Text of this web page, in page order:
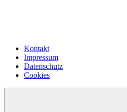
Kontakt
Impressum
Datenschutz
Cookies